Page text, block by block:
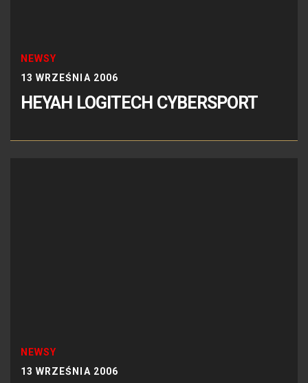
NEWSY
13 WRZEŚNIA 2006
HEYAH LOGITECH CYBERSPORT
NEWSY
13 WRZEŚNIA 2006